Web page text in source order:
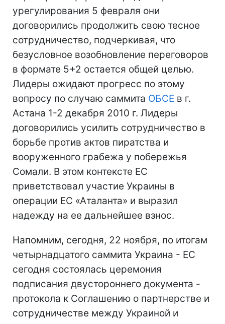
урегулирования 5 февраля они
договорились продолжить свою тесное
сотрудничество, подчеркивая, что
безусловное возобновление переговоров
в формате 5+2 остается общей целью.
Лидеры ожидают прогресс по этому
вопросу по случаю саммита ОБСЕ в г.
Астана 1-2 декабря 2010 г. Лидеры
договорились усилить сотрудничество в
борьбе против актов пиратства и
вооруженного грабежа у побережья
Сомали. В этом контексте ЕС
приветствовал участие Украины в
операции ЕС «Аталанта» и выразил
надежду на ее дальнейшее взнос.
Напомним, сегодня, 22 ноября, по итогам
четырнадцатого саммита Украина - ЕС
сегодня состоялась церемония
подписания двустороннего документа -
протокола к Соглашению о партнерстве и
сотрудничестве между Украиной и